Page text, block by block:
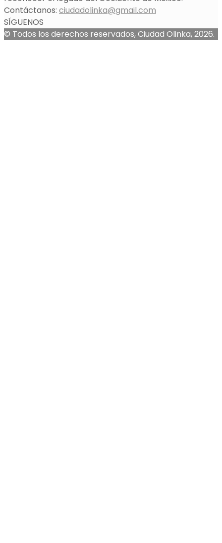
Contáctanos: ciudadolinka@gmail.com
SÍGUENOS
© Todos los derechos reservados, Ciudad Olinka, 2026.